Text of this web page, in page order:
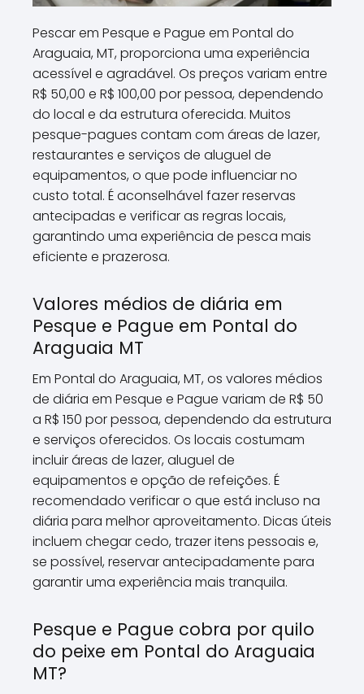
Pescar em Pesque e Pague em Pontal do
Araguaia, MT, proporciona uma experiência
acessível e agradável. Os preços variam entre
R$ 50,00 e R$ 100,00 por pessoa, dependendo
do local e da estrutura oferecida. Muitos
pesque-pagues contam com áreas de lazer,
restaurantes e serviços de aluguel de
equipamentos, o que pode influenciar no
custo total. É aconselhável fazer reservas
antecipadas e verificar as regras locais,
garantindo uma experiência de pesca mais
eficiente e prazerosa.
Valores médios de diária em
Pesque e Pague em Pontal do
Araguaia MT
Em Pontal do Araguaia, MT, os valores médios
de diária em Pesque e Pague variam de R$ 50
a R$ 150 por pessoa, dependendo da estrutura
e serviços oferecidos. Os locais costumam
incluir áreas de lazer, aluguel de
equipamentos e opção de refeições. É
recomendado verificar o que está incluso na
diária para melhor aproveitamento. Dicas úteis
incluem chegar cedo, trazer itens pessoais e,
se possível, reservar antecipadamente para
garantir uma experiência mais tranquila.
Pesque e Pague cobra por quilo
do peixe em Pontal do Araguaia
MT?